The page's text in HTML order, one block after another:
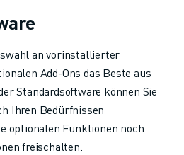
an vorinstallierter
Add-Ons das Beste aus
Standardsoftware können Sie
Ihren Bedürfnissen
optionalen Funktionen noch
freischalten.